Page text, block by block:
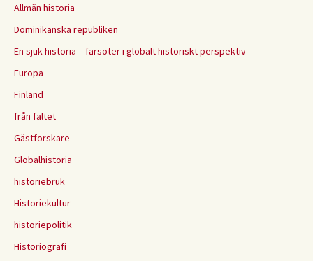
Allmän historia
Dominikanska republiken
En sjuk historia – farsoter i globalt historiskt perspektiv
Europa
Finland
från fältet
Gästforskare
Globalhistoria
historiebruk
Historiekultur
historiepolitik
Historiografi